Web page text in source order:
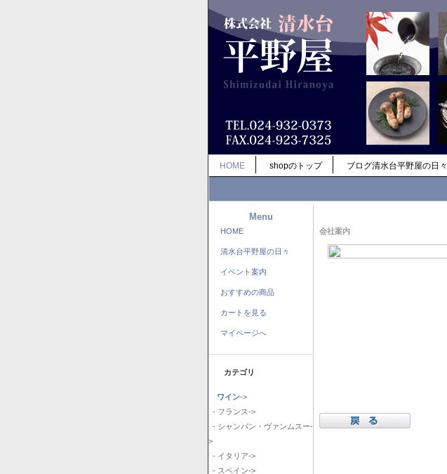
HOME shopのトップ ブログ清水台平野屋の日々
Menu
HOME
清水台平野屋の日々
イベント案内
おすすめの商品
カートを見る
マイページへ
カテゴリ
ワイン->
- フランス->
- シャンパン・ヴァンムスー-
>
- イタリア->
- スペイン->
会社案内